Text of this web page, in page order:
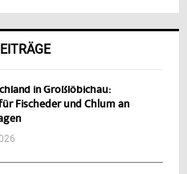
in Großlöbichau:
Fischeder und Chlum an